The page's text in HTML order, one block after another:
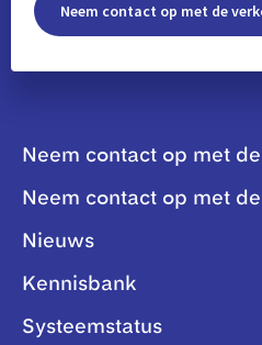
Neem contact op met de
Neem contact op met
Neem contact op met
Nieuws
Kennisbank
Systeemstatus